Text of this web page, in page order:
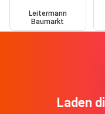
Leitermann
Baumarkt
Laden